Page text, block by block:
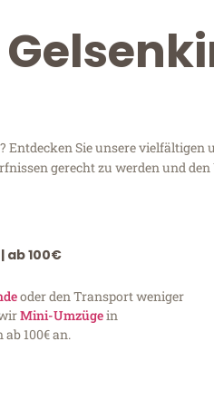
Sie unsere
gerecht zu werden und
| ab 100€
oder den Transport weniger
wirMini-Umzügein
100€ an.